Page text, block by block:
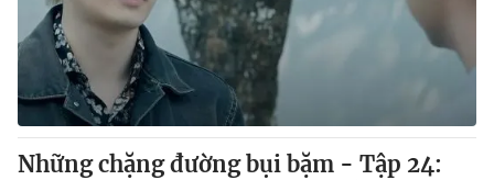
Những chặng đường bụi bặm - Tập 24: